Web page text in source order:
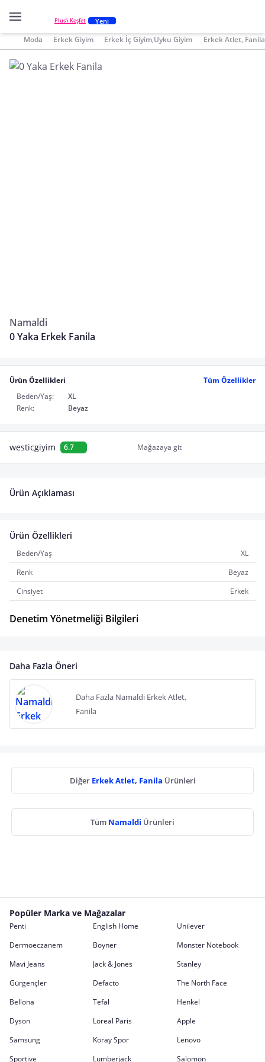
Plus'ı Keşfet Yeni
Moda Erkek Giyim Erkek İç Giyim,Uyku Giyim Erkek Atlet, Fanila
Namaldi
0 Yaka Erkek Fanila
Ürün Özellikleri
Tüm Özellikler
Beden/Yaş:
XL
Renk:
Beyaz
westicgiyim 6.7 Mağazaya git
Ürün Açıklaması
Ürün Özellikleri
Beden/Yaş
XL
Renk
Beyaz
Cinsiyet
Erkek
Denetim Yönetmeliği Bilgileri
Daha Fazla Öneri
Daha Fazla Namaldi Erkek Atlet,
Fanila
Diğer Erkek Atlet, Fanila Ürünleri
Tüm Namaldi Ürünleri
Popüler Marka ve Mağazalar
Penti English Home
Unilever
Dermoeczanem
Boyner
Monster Notebook
Mavi Jeans
Jack & Jones
Stanley
Gürgençler
Defacto
The North Face
Bellona
Tefal
Henkel
Dyson
Loreal Paris
Apple
Samsung
Koray Spor
Lenovo
Sportive
Lumberjack Salomon